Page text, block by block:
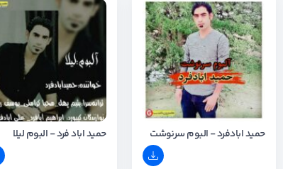
حمید ابادفرد - البوم سرنوشت حمید اباد فرد - البوم لیلا